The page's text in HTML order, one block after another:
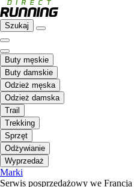
Szukaj
Buty męskie
Buty damskie
Odzież męska
Odzież damska
Trail
Trekking
Sprzęt
Odżywianie
Wyprzedaż
Marki
Serwis posprzedażowy we Francja